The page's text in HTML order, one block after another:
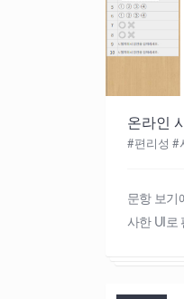
온라인
#편리성 #
문항 보기
사한 UI로